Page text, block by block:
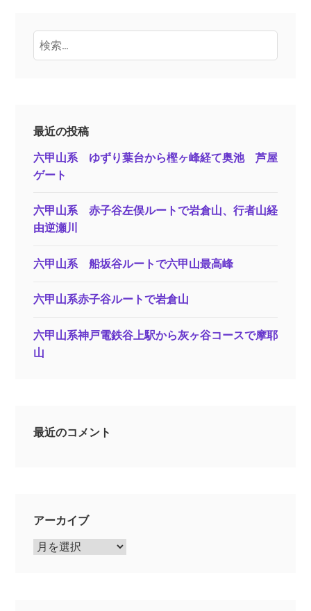
検
索:
最近の投稿
六甲山系 ゆずり葉台から樫ヶ峰経て奥池 芦屋
ゲート
六甲山系 赤子谷左俣ルートで岩倉山、行者山経
由逆瀬川
六甲山系 船坂谷ルートで六甲山最高峰
六甲山系赤子谷ルートで岩倉山
六甲山系神戸電鉄谷上駅から灰ヶ谷コースで摩耶
山
最近のコメント
アーカイブ
ア